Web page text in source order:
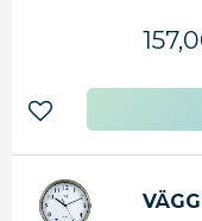
Lägg till i favoriter